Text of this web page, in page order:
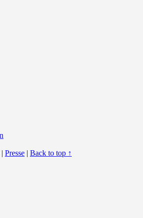
| Presse | Back to top ↑